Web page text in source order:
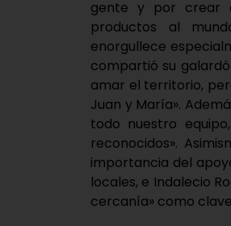
gente y por crear
productos al
enorgullece
compartió su
amar el territorio,
Juan y María».
todo nuestro
reconocidos».
importancia del
locales, e Indalecio
cercanía» como